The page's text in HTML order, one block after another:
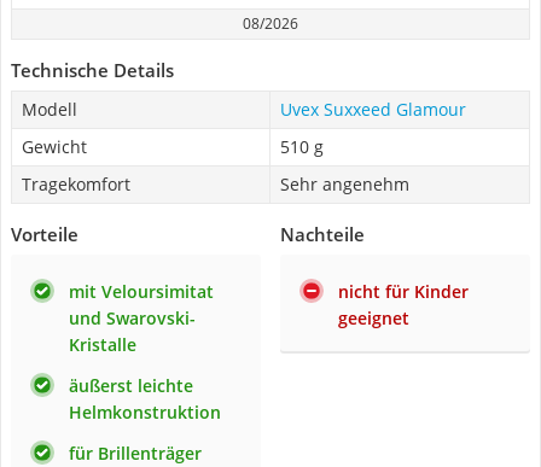
08/2026
Technische Details
Modell
Uvex Suxxeed Glamour
Gewicht
510 g
Tragekomfort
Sehr angenehm
Vorteile
mit Veloursimitat
und Swarovski-
Kristalle
äußerst leichte
Helmkonstruktion
für Brillenträger
Nachteile
nicht für Kinder
geeignet